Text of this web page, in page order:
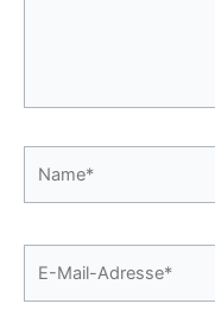
Mail-